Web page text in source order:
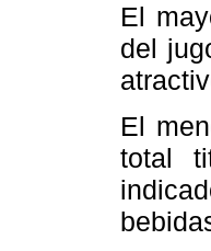
El
del
El
total